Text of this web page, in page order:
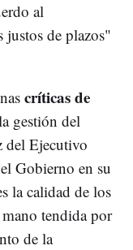
al
justos de plazos"
críticas de
gestión del
del Ejecutivo
Gobierno en su
la calidad de los
tendida por
de la